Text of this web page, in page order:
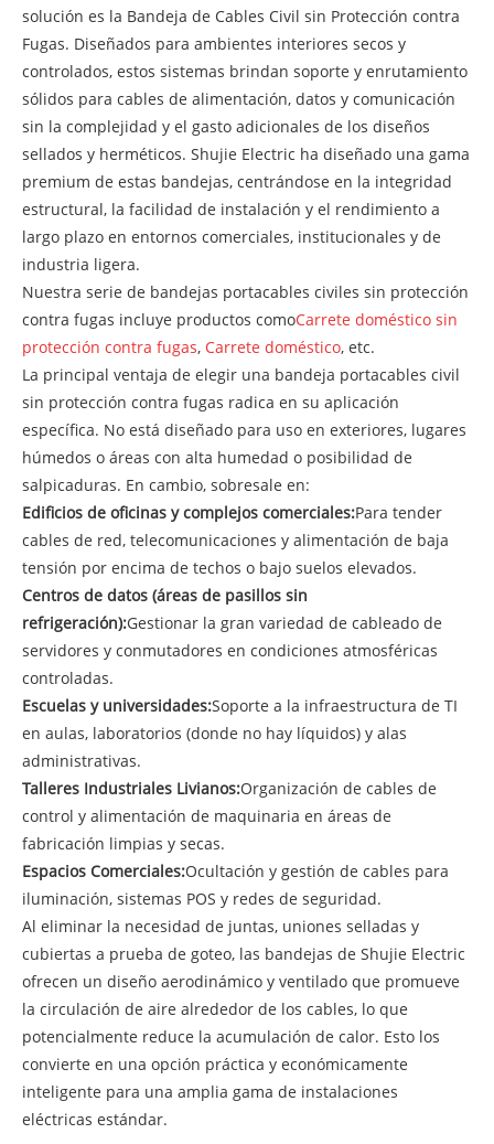
solución es la Bandeja de Cables Civil sin Protección contra
Fugas. Diseñados para ambientes interiores secos y
controlados, estos sistemas brindan soporte y enrutamiento
sólidos para cables de alimentación, datos y comunicación
sin la complejidad y el gasto adicionales de los diseños
sellados y herméticos. Shujie Electric ha diseñado una gama
premium de estas bandejas, centrándose en la integridad
estructural, la facilidad de instalación y el rendimiento a
largo plazo en entornos comerciales, institucionales y de
industria ligera.
Nuestra serie de bandejas portacables civiles sin protección
contra fugas incluye productos comoCarrete doméstico sin
protección contra fugas, Carrete doméstico, etc.
La principal ventaja de elegir una bandeja portacables civil
sin protección contra fugas radica en su aplicación
específica. No está diseñado para uso en exteriores, lugares
húmedos o áreas con alta humedad o posibilidad de
salpicaduras. En cambio, sobresale en:
Edificios de oficinas y complejos comerciales:Para tender
cables de red, telecomunicaciones y alimentación de baja
tensión por encima de techos o bajo suelos elevados.
Centros de datos (áreas de pasillos sin
refrigeración):Gestionar la gran variedad de cableado de
servidores y conmutadores en condiciones atmosféricas
controladas.
Escuelas y universidades:Soporte a la infraestructura de TI
en aulas, laboratorios (donde no hay líquidos) y alas
administrativas.
Talleres Industriales Livianos:Organización de cables de
control y alimentación de maquinaria en áreas de
fabricación limpias y secas.
Espacios Comerciales:Ocultación y gestión de cables para
iluminación, sistemas POS y redes de seguridad.
Al eliminar la necesidad de juntas, uniones selladas y
cubiertas a prueba de goteo, las bandejas de Shujie Electric
ofrecen un diseño aerodinámico y ventilado que promueve
la circulación de aire alrededor de los cables, lo que
potencialmente reduce la acumulación de calor. Esto los
convierte en una opción práctica y económicamente
inteligente para una amplia gama de instalaciones
eléctricas estándar.